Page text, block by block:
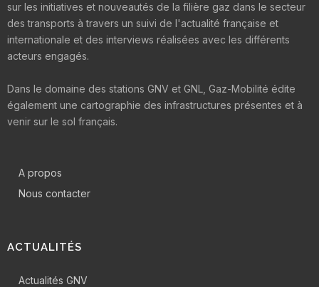
sur les initiatives et nouveautés de la filière gaz dans le secteur
des transports à travers un suivi de l'actualité française et
internationale et des interviews réalisées avec les différents
acteurs engagés.
Dans le domaine des stations GNV et GNL, Gaz-Mobilité édite
également une cartographie des infrastructures présentes et à
venir sur le sol français.
A propos
Nous contacter
ACTUALITÉS
Actualités GNV